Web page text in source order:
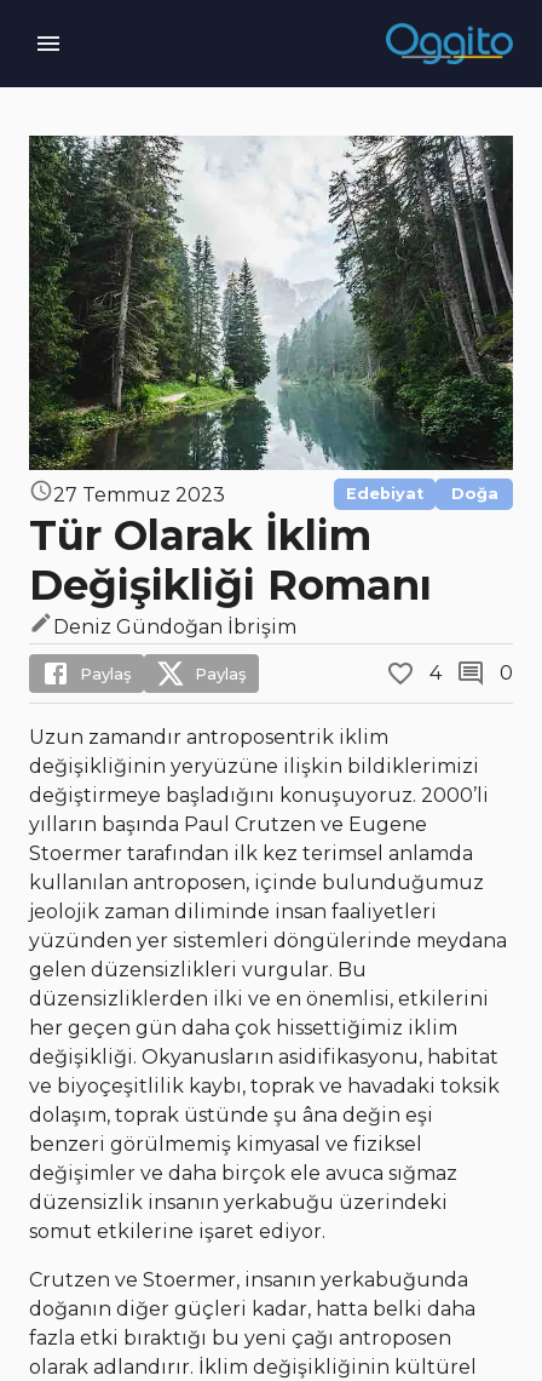
27 Temmuz 2023 Edebiyat Doğa
Tür Olarak İklim
Değişikliği Romanı
Deniz Gündoğan İbrişim
Paylaş Paylaş 4 0
Uzun zamandır antroposentrik iklim
değişikliğinin yeryüzüne ilişkin bildiklerimizi
değiştirmeye başladığını konuşuyoruz. 2000’li
yılların başında Paul Crutzen ve Eugene
Stoermer tarafından ilk kez terimsel anlamda
kullanılan antroposen, içinde bulunduğumuz
jeolojik zaman diliminde insan faaliyetleri
yüzünden yer sistemleri döngülerinde meydana
gelen düzensizlikleri vurgular. Bu
düzensizliklerden ilki ve en önemlisi, etkilerini
her geçen gün daha çok hissettiğimiz iklim
değişikliği. Okyanusların asidifikasyonu, habitat
ve biyoçeşitlilik kaybı, toprak ve havadaki toksik
dolaşım, toprak üstünde şu âna değin eşi
benzeri görülmemiş kimyasal ve fiziksel
değişimler ve daha birçok ele avuca sığmaz
düzensizlik insanın yerkabuğu üzerindeki
somut etkilerine işaret ediyor.
Crutzen ve Stoermer, insanın yerkabuğunda
doğanın diğer güçleri kadar, hatta belki daha
fazla etki bıraktığı bu yeni çağı antroposen
olarak adlandırır. İklim değişikliğinin kültürel